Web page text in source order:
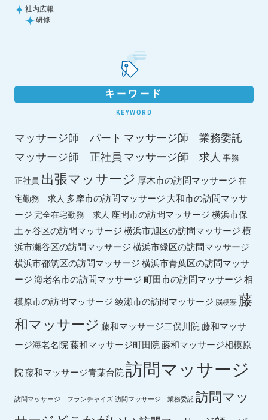
社内広報
研修
キーワード
KEYWORD
マッサージ師 パート マッサージ師 業務委託
マッサージ師 正社員 マッサージ師 求人 事務
正社員 出張マッサージ 厚木市の訪問マッサージ 在
宅勤務 求人 多摩市の訪問マッサージ 大和市の訪問マッサ
ージ 完全在宅勤務 求人 座間市の訪問マッサージ横浜市保
土ヶ谷区の訪問マッサージ横浜市旭区の訪問マッサージ横
浜市瀬谷区の訪問マッサージ横浜市緑区の訪問マッサージ
横浜市都筑区の訪問マッサージ横浜市青葉区の訪問マッサ
ージ海老名市の訪問マッサージ町田市の訪問マッサージ相
模原市の訪問マッサージ綾瀬市の訪問マッサージ 脳梗塞藤
和マッサージ 藤和マッサージ二俣川院藤和マッサ
ージ海老名院藤和マッサージ町田院藤和マッサージ相模原
院藤和マッサージ青葉台院訪問マッサージ
訪問マッサージ フランチャイズ 訪問マッサージ 業務委託 訪問マッ